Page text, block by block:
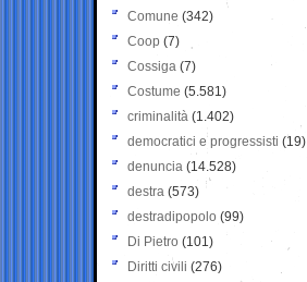
Comune (342)
Coop (7)
Cossiga (7)
Costume (5.581)
criminalità (1.402)
democratici e progressisti (19)
denuncia (14.528)
destra (573)
destradipopolo (99)
Di Pietro (101)
Diritti civili (276)